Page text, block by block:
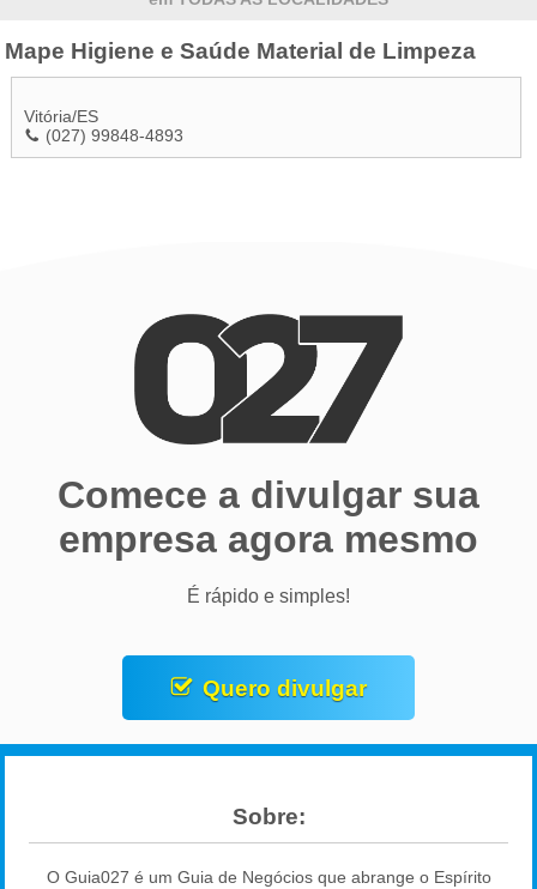
Mape Higiene e Saúde Material de Limpeza
Vitória/ES
(027) 99848-4893
Comece a divulgar sua
empresa agora mesmo
É rápido e simples!
Quero divulgar
Sobre:
O Guia027 é um Guia de Negócios que abrange o Espírito